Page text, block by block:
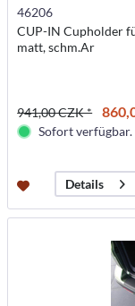
46206
CUP-IN Cupholder
matt, schm.Ar
941,00 CZK *
Sofort verfügbar.
Details